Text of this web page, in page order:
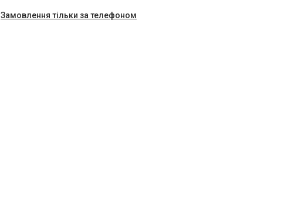
Замовлення тільки за телефоном